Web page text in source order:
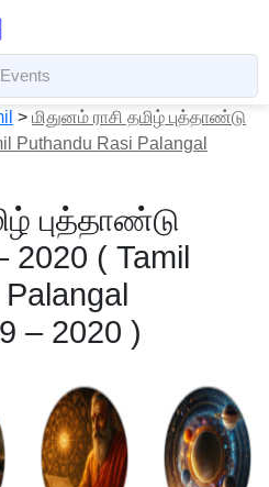
> மிதுனம் ராசி தமிழ் புத்தாண்டு
Puthandu Rasi Palangal
புத்தாண்டு
( Tamil
– 2020 )